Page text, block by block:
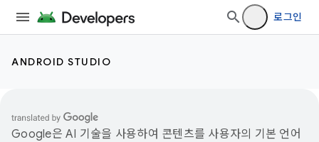
로그인
ANDROID STUDIO
Google은 AI 기술을 사용하여 콘텐츠를 사용자의 기본 언어